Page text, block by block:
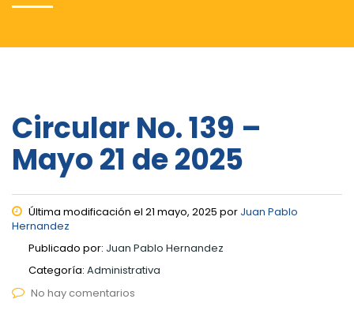
Circular No. 139 –
Mayo 21 de 2025
Última modificación el 21 mayo, 2025 por Juan Pablo
Hernandez
Publicado por: Juan Pablo Hernandez
Categoría: Administrativa
No hay comentarios